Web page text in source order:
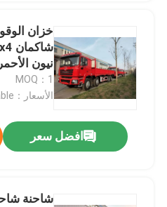
نيون الأحمر
MOQ：1
الأسعار：negotiable
افضل سعر